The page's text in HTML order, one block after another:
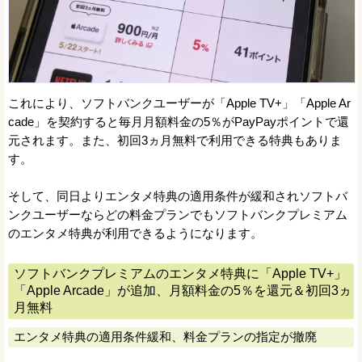
これにより、ソフトバンクユーザーが「Apple TV+」「Apple Ar
cade」を契約すると毎月月額料金の5％がPayPayポイントで還
元されます。また、初回3ヵ月無料で利用できる特典もありま
す。
そして、同日よりエンタメ特典の適用条件が緩和されソフトバ
ンクユーザーならどの料金プランでもソフトバンクプレミアム
のエンタメ特典が利用できるようになります。
ソフトバンクプレミアムのエンタメ特典に「Apple TV+」
「Apple Arcade」が追加、月額料金の5％を還元＆初回3ヵ
月無料
エンタメ特典の適用条件緩和、料金プランの指定が撤廃